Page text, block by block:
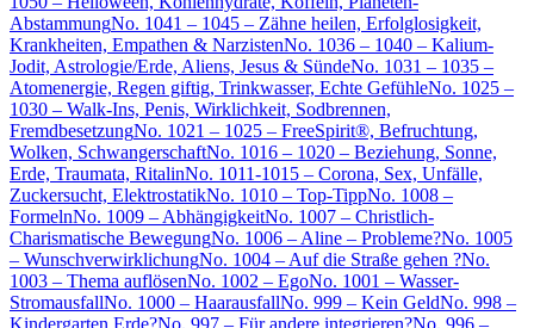
AbstammungNo. 1041 – 1045 – Zähne heilen, Erfolglosigkeit,
Krankheiten, Empathen & NarzistenNo. 1036 – 1040 – Kalium-
Jodit, Astrologie/Erde, Aliens, Jesus & SündeNo. 1031 – 1035 –
Atomenergie, Regen giftig, Trinkwasser, Echte GefühleNo. 1025 –
1030 – Walk-Ins, Penis, Wirklichkeit, Sodbrennen,
FremdbesetzungNo. 1021 – 1025 – FreeSpirit®, Befruchtung,
Wolken, SchwangerschaftNo. 1016 – 1020 – Beziehung, Sonne,
Erde, Traumata, RitalinNo. 1011-1015 – Corona, Sex, Unfälle,
Zuckersucht, ElektrostatikNo. 1010 – Top-TippNo. 1008 –
FormelnNo. 1009 – AbhängigkeitNo. 1007 – Christlich-
Charismatische BewegungNo. 1006 – Aline – Probleme?No. 1005
– WunschverwirklichungNo. 1004 – Auf die Straße gehen ?No.
1003 – Thema auflösenNo. 1002 – EgoNo. 1001 – Wasser-
StromausfallNo. 1000 – HaarausfallNo. 999 – Kein GeldNo. 998 –
Kindergarten Erde?No. 997 – Für andere integrieren?No. 996 –